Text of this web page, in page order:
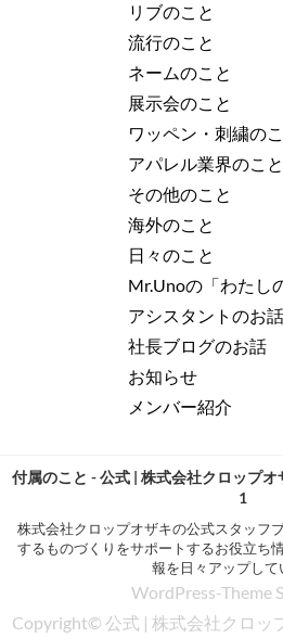
リブのこと
流行のこと
ネームのこと
展示会のこと
ワッペン・刺繍の
アパレル業界のこと
その他のこと
海外のこと
日々のこと
Mr.Unoの「わたし
アシスタントのお話
社長ブログのお話
お知らせ
メンバー紹介
付属のこと - 公式 | 株式会社クロップオ
1
株式会社クロップオザキの公式スタッフ
するものづくりをサポートするお役立ち
報を日々アップして
WordPress-Theme
Copyright© 公式 | 株式会社クロッ